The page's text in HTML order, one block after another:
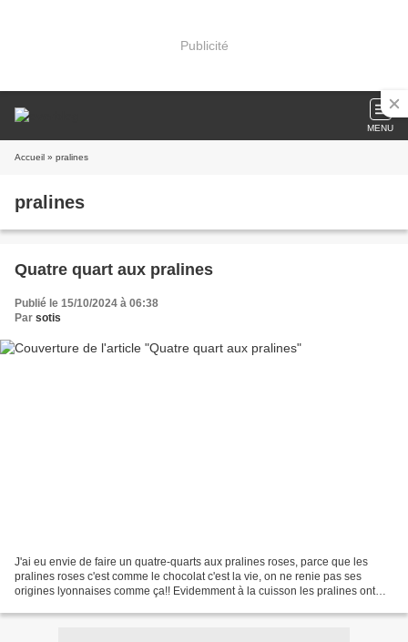
Publicité
MENU
Accueil » pralines
pralines
Quatre quart aux pralines
Publié le 15/10/2024 à 06:38
Par sotis
J'ai eu envie de faire un quatre-quarts aux pralines roses, parce que les
pralines roses c'est comme le chocolat c'est la vie, on ne renie pas ses
origines lyonnaises comme ça!! Evidemment à la cuisson les pralines ont